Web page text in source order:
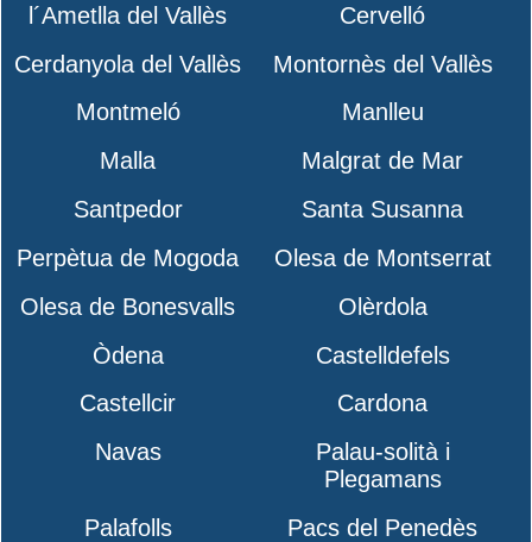
l´Ametlla del Vallès
Cervelló
Cerdanyola del Vallès
Montornès del Vallès
Montmeló
Manlleu
Malla
Malgrat de Mar
Santpedor
Santa Susanna
Perpètua de Mogoda
Olesa de Montserrat
Olesa de Bonesvalls
Olèrdola
Òdena
Castelldefels
Castellcir
Cardona
Navas
Palau-solità i
Plegamans
Palafolls
Pacs del Penedès